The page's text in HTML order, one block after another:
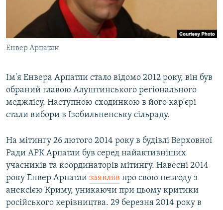
Енвер Арпатли
Ім'я Енвера Арпатли стало відомо 2012 року, він був
обраний главою Алуштинського регіонального
меджлісу. Наступною сходинкою в його кар'єрі
стали вибори в Ізобильненську сільраду.
На мітингу 26 лютого 2014 року в будівлі Верховної
Ради АРК Арпатли був серед найактивніших
учасників та координаторів мітингу. Навесні 2014
року Енвер Арпатли заявляв про свою незгоду з
анексією Криму, уникаючи при цьому критики
російського керівництва. 29 березня 2014 року в